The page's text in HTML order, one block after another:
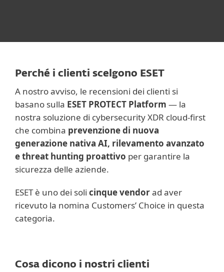
Perché i clienti scelgono ESET
A nostro avviso, le recensioni dei clienti si
basano sulla ESET PROTECT Platform — la
nostra soluzione di cybersecurity XDR cloud‑first
che combina prevenzione di nuova
generazione nativa AI, rilevamento avanzato
e threat hunting proattivo per garantire la
sicurezza delle aziende.
ESET è uno dei soli cinque vendorad aver
ricevuto la nomina Customers’ Choice in questa
categoria.
Cosa dicono i nostri clienti